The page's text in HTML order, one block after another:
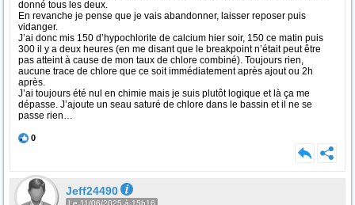
donné tous les deux.
En revanche je pense que je vais abandonner, laisser reposer puis
vidanger.
J’ai donc mis 150 d’hypochlorite de calcium hier soir, 150 ce matin puis
300 il y a deux heures (en me disant que le breakpoint n’était peut être
pas atteint à cause de mon taux de chlore combiné). Toujours rien,
aucune trace de chlore que ce soit immédiatement après ajout ou 2h
après.
J’ai toujours été nul en chimie mais je suis plutôt logique et là ça me
dépasse. J’ajoute un seau saturé de chlore dans le bassin et il ne se
passe rien…
0
Jeff24490
Le 11/06/2025 à 15h16